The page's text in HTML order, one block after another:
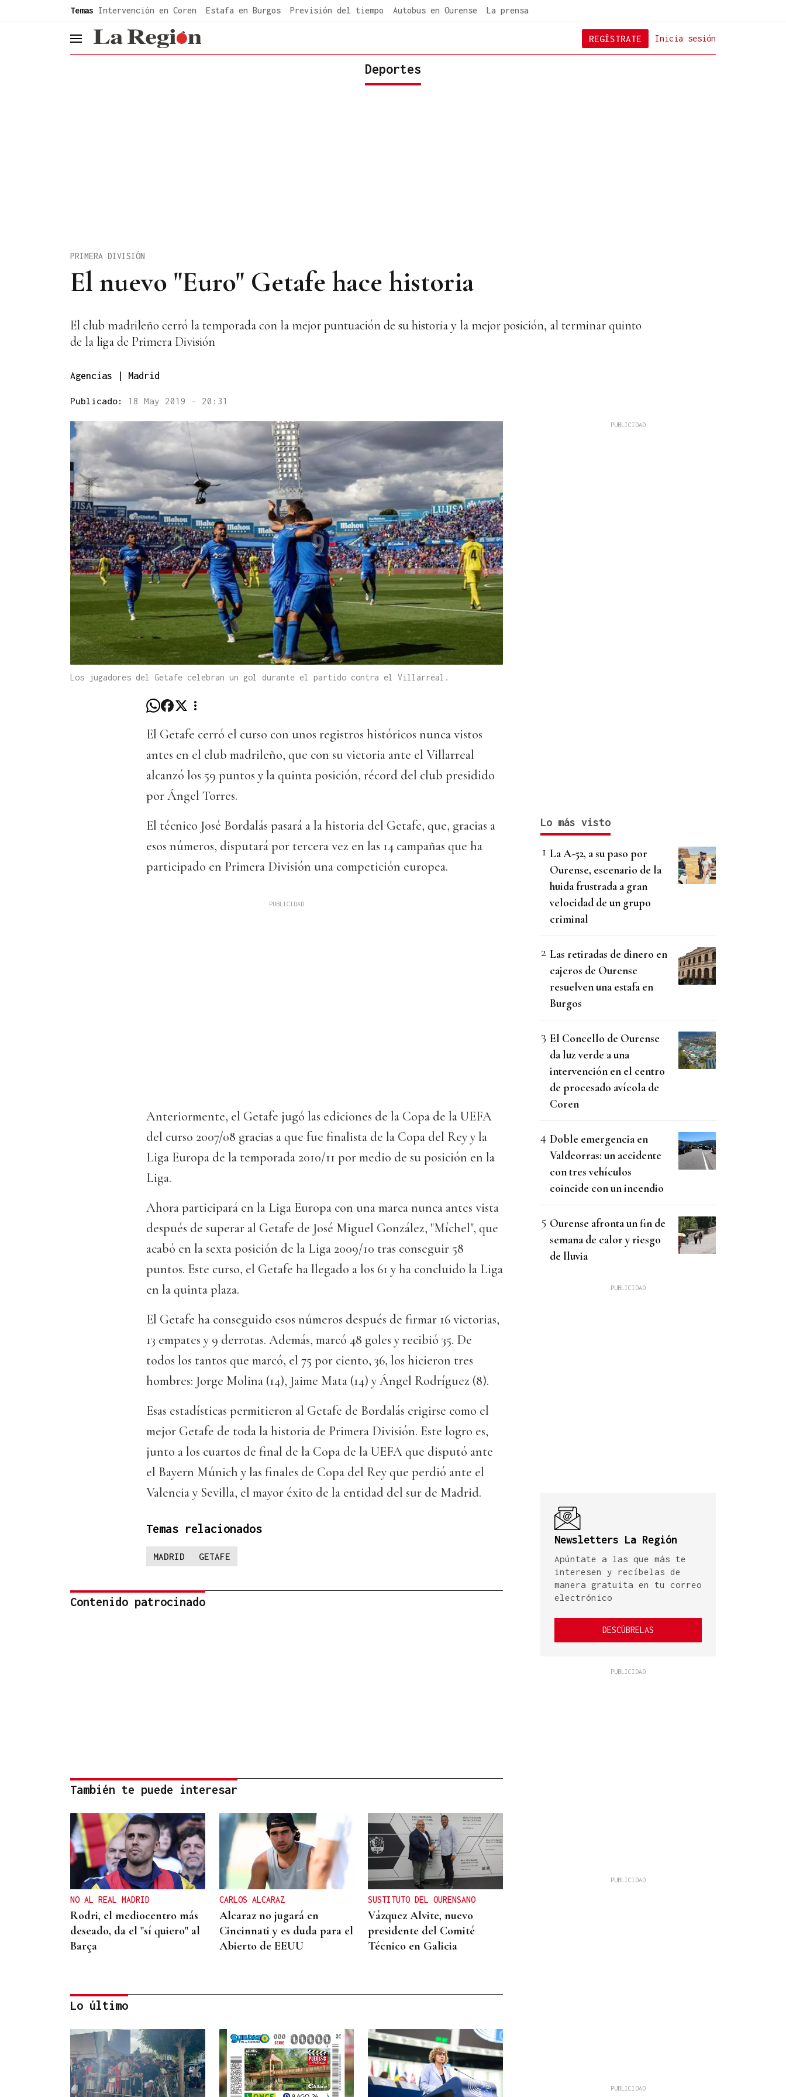
Temas Intervención en Coren Estafa en Burgos Previsión del tiempo Autobus en Ourense La prensa
header.menu.open Inicia sesión
REGÍSTRATE
Deportes
El nuevo "Euro" Getafe hace historia
PRIMERA DIVISIÓN
El club madrileño cerró la temporada con la mejor puntuación de su historia y la mejor posición, al terminar quinto
de la liga de Primera División
Agencias | Madrid
Publicado: 18 May 2019 - 20:31
Los jugadores del Getafe celebran un gol durante el partido contra el Villarreal.
El Getafe cerró el curso con unos registros históricos nunca vistos
antes en el club madrileño, que con su victoria ante el Villarreal
alcanzó los 59 puntos y la quinta posición, récord del club presidido
por Ángel Torres.
El técnico José Bordalás pasará a la historia del Getafe, que, gracias a
esos números, disputará por tercera vez en las 14 campañas que ha
participado en Primera División una competición europea.
Anteriormente, el Getafe jugó las ediciones de la Copa de la UEFA
del curso 2007/08 gracias a que fue finalista de la Copa del Rey y la
Liga Europa de la temporada 2010/11 por medio de su posición en la
Liga.
Ahora participará en la Liga Europa con una marca nunca antes vista
después de superar al Getafe de José Miguel González, "Míchel", que
acabó en la sexta posición de la Liga 2009/10 tras conseguir 58
puntos. Este curso, el Getafe ha llegado a los 61 y ha concluido la Liga
en la quinta plaza.
El Getafe ha conseguido esos números después de firmar 16 victorias,
13 empates y 9 derrotas. Además, marcó 48 goles y recibió 35. De
todos los tantos que marcó, el 75 por ciento, 36, los hicieron tres
hombres: Jorge Molina (14), Jaime Mata (14) y Ángel Rodríguez (8).
Esas estadísticas permitieron al Getafe de Bordalás erigirse como el
mejor Getafe de toda la historia de Primera División. Este logro es,
junto a los cuartos de final de la Copa de la UEFA que disputó ante
el Bayern Múnich y las finales de Copa del Rey que perdió ante el
Valencia y Sevilla, el mayor éxito de la entidad del sur de Madrid.
Temas relacionados
MADRID GETAFE
Contenido patrocinado
También te puede interesar
NO AL REAL MADRID
Rodri, el mediocentro más
deseado, da el "sí quiero" al
Barça
CARLOS ALCARAZ
Alcaraz no jugará en
Cincinnati y es duda para el
Abierto de EEUU
SUSTITUTO DEL OURENSANO
Vázquez Alvite, nuevo
presidente del Comité
Técnico en Galicia
DALLAS MAVERICKS
Santi Aldama, jugador de la
NBA, visita Ourense
Lo último
Lo más visto
La A-52, a su paso por
Ourense, escenario de la
huida frustrada a gran
velocidad de un grupo
criminal
Las retiradas de dinero en
cajeros de Ourense
resuelven una estafa en
Burgos
El Concello de Ourense
da luz verde a una
intervención en el centro
de procesado avícola de
Coren
Doble emergencia en
Valdeorras: un accidente
con tres vehículos
coincide con un incendio
Ourense afronta un fin de
semana de calor y riesgo
de lluvia
Newsletters La Región
Apúntate a las que más te
interesen y recíbelas de
manera gratuita en tu correo
electrónico
DESCÚBRELAS